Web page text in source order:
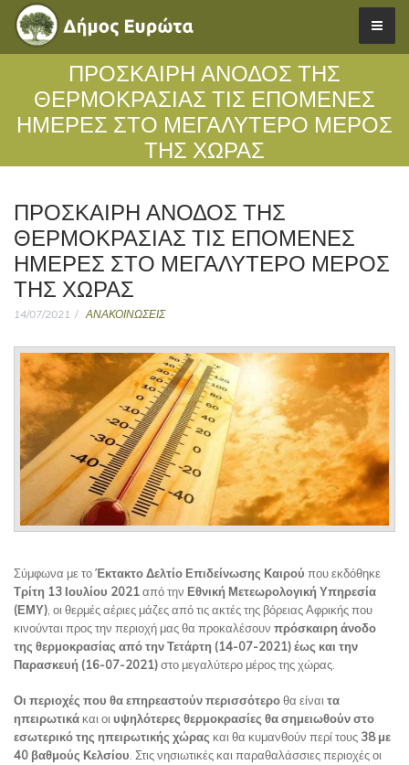
ΠΡΟΣΚΑΙΡΗ ΑΝΟΔΟΣ ΤΗΣ
ΘΕΡΜΟΚΡΑΣΙΑΣ ΤΙΣ ΕΠΟΜΕΝΕΣ
ΗΜΕΡΕΣ ΣΤΟ ΜΕΓΑΛΥΤΕΡΟ ΜΕΡΟΣ
ΤΗΣ ΧΩΡΑΣ
ΠΡΟΣΚΑΙΡΗ ΑΝΟΔΟΣ ΤΗΣ
ΘΕΡΜΟΚΡΑΣΙΑΣ ΤΙΣ ΕΠΟΜΕΝΕΣ
ΗΜΕΡΕΣ ΣΤΟ ΜΕΓΑΛΥΤΕΡΟ ΜΕΡΟΣ
ΤΗΣ ΧΩΡΑΣ
14/07/2021 ΑΝΑΚΟΙΝΩΣΕΙΣ
Σύμφωνα με τοΈκτακτο Δελτίο Επιδείνωσης Καιρού που εκδόθηκε
Τρίτη 13 Ιουλίου 2021από την Εθνική Μετεωρολογική Υπηρεσία
(ΕΜΥ) , οι θερμές αέριες μάζες από τις ακτές της βόρειας Αφρικής που
κινούνται προς την περιοχή μας θα προκαλέσουν πρόσκαιρη άνοδο
της θερμοκρασίας από την Τετάρτη (14-07-2021) έως και την
Παρασκευή (16-07-2021)στο μεγαλύτερο μέρος της χώρας.
Οι περιοχές που θα επηρεαστούν περισσότεροθα είναιτα
ηπειρωτικά και οιυψηλότερες θερμοκρασίες θα σημειωθούν στο
εσωτερικό της ηπειρωτικής χώρας και θα κυμανθούν περί τους 38 με
40 βαθμούς Κελσίου. Στις νησιωτικές και παραθαλάσσιες περιοχές οι